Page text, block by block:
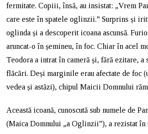
fermitate. Copiii, însă, au insistat: „Vrem
care este în spatele oglinzii.” Surprins și
oglinda și a descoperit icoana ascunsă.
aruncat-o în șemineu, în foc. Chiar în acel
Teodora a intrat în cameră și, fără ezitare, a
flăcări. Deși marginile erau afectate de foc
vedea și astăzi), chipul Maicii Domnului
Această icoană, cunoscută sub numele de
(Maica Domnului „a Oglinzii”), a rezistat în